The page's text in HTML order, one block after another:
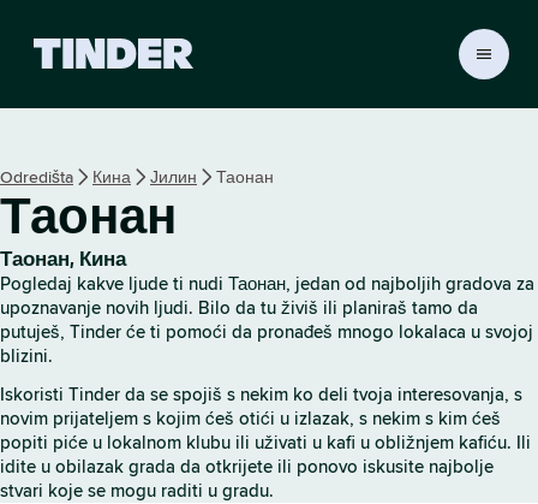
r
e
t
n
t
r
a
n
Odredišta Кина Јилин Таонан
Таонан
Таонан, Кина
Pogledaj kakve ljude ti nudi Таонан, jedan od najboljih gradova za
upoznavanje novih ljudi. Bilo da tu živiš ili planiraš tamo da
putuješ, Tinder će ti pomoći da pronađeš mnogo lokalaca u svojoj
blizini.
Iskoristi Tinder da se spojiš s nekim ko deli tvoja interesovanja, s
novim prijateljem s kojim ćeš otići u izlazak, s nekim s kim ćeš
popiti piće u lokalnom klubu ili uživati u kafi u obližnjem kafiću. Ili
idite u obilazak grada da otkrijete ili ponovo iskusite najbolje
stvari koje se mogu raditi u gradu.